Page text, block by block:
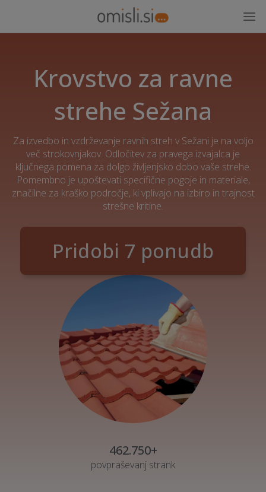
Krovstvo za ravne
strehe Sežana
Za izvedbo in vzdrževanje ravnih streh v Sežani je na voljo
več strokovnjakov. Odločitev za pravega izvajalca je
ključnega pomena za dolgo življenjsko dobo vaše strehe.
Pomembno je upoštevati specifične pogoje in materiale,
značilne za kraško področje, ki vplivajo na izbiro in trajnost
strešne kritine.
Pridobi 7 ponudb
462.750+
povpraševanj strank